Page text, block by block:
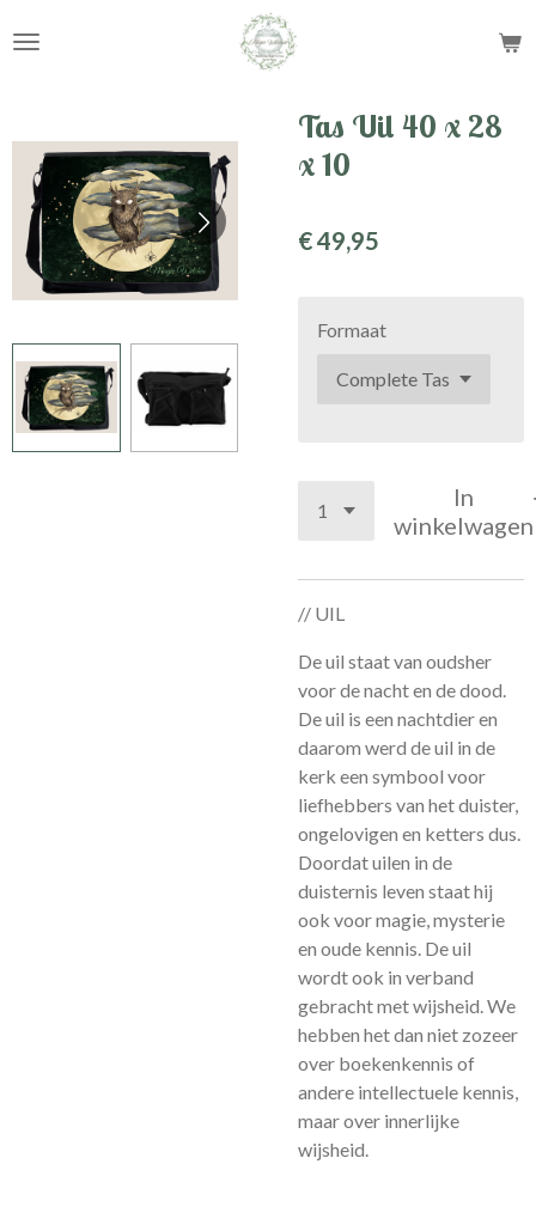
direct
hoofdinhoud
Tas Uil 40 x 28
x 10
€ 49,95
Formaat
In
winkelwagen
// UIL
De uil staat van oudsher
voor de nacht en de dood.
De uil is een nachtdier en
daarom werd de uil in de
kerk een symbool voor
liefhebbers van het duister,
ongelovigen en ketters dus.
Doordat uilen in de
duisternis leven staat hij
ook voor magie, mysterie
en oude kennis. De uil
wordt ook in verband
gebracht met wijsheid. We
hebben het dan niet zozeer
over boekenkennis of
andere intellectuele kennis,
maar over innerlijke
wijsheid.